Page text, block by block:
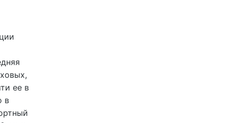
ее в
в